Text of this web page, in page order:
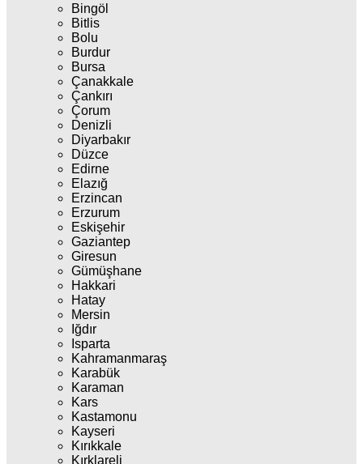
Bingöl
Bitlis
Bolu
Burdur
Bursa
Çanakkale
Çankırı
Çorum
Denizli
Diyarbakır
Düzce
Edirne
Elazığ
Erzincan
Erzurum
Eskişehir
Gaziantep
Giresun
Gümüşhane
Hakkari
Hatay
Mersin
Iğdır
Isparta
Kahramanmaraş
Karabük
Karaman
Kars
Kastamonu
Kayseri
Kırıkkale
Kırklareli